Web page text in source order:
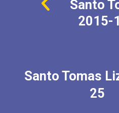
Santo
2015-
Santo Tomas
25